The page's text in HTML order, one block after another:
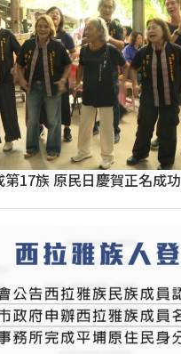
17族 原民日慶賀正名成功